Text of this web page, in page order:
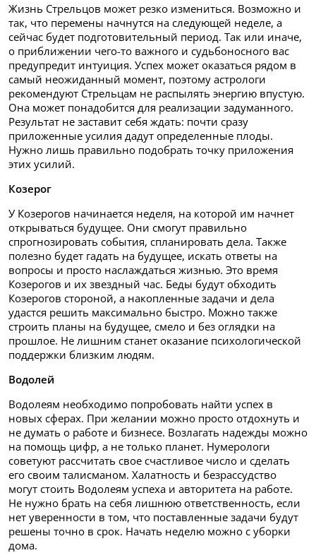
Жизнь Стрельцов может резко измениться. Возможно и
так, что перемены начнутся на следующей неделе, а
сейчас будет подготовительный период. Так или иначе,
о приближении чего-то важного и судьбоносного вас
предупредит интуиция. Успех может оказаться рядом в
самый неожиданный момент, поэтому астрологи
рекомендуют Стрельцам не распылять энергию впустую.
Она может понадобится для реализации задуманного.
Результат не заставит себя ждать: почти сразу
приложенные усилия дадут определенные плоды.
Нужно лишь правильно подобрать точку приложения
этих усилий.
Козерог
У Козерогов начинается неделя, на которой им начнет
открываться будущее. Они смогут правильно
спрогнозировать события, спланировать дела. Также
полезно будет гадать на будущее, искать ответы на
вопросы и просто наслаждаться жизнью. Это время
Козерогов и их звездный час. Беды будут обходить
Козерогов стороной, а накопленные задачи и дела
удастся решить максимально быстро. Можно также
строить планы на будущее, смело и без оглядки на
прошлое. Не лишним станет оказание психологической
поддержки близким людям.
Водолей
Водолеям необходимо попробовать найти успех в
новых сферах. При желании можно просто отдохнуть и
не думать о работе и бизнесе. Возлагать надежды можно
на помощь цифр, а не только планет. Нумерологи
советуют рассчитать свое счастливое число и сделать
его своим талисманом. Халатность и безрассудство
могут стоить Водолеям успеха и авторитета на работе.
Не нужно брать на себя лишнюю ответственность, если
нет уверенности в том, что поставленные задачи будут
решены точно в срок. Начать неделю можно с уборки
дома.